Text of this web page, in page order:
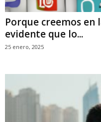
Porque creemos en
evidente que lo...
25 enero, 2025